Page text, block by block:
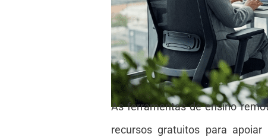
As ferramentas de ensino
recursos gratuitos para